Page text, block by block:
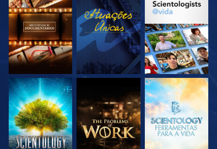
EXPLORE A SÉRIE VEJA EXPLORE A SÉRIE
EXPLORE A SÉRIE EXPLORE A SÉRIE EXPLORE A SÉRIE